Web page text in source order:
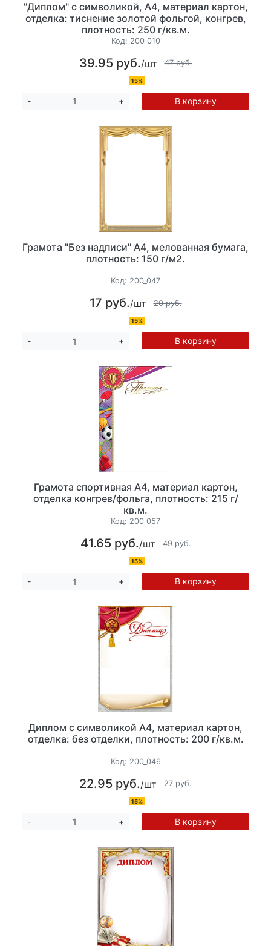
"Диплом" с символикой, А4, материал картон,
отделка: тиснение золотой фольгой, конгрев,
плотность: 250 г/кв.м.
Код: 200_010
39.95 руб./шт 47 руб.
15%
- + В корзину
Грамота "Без надписи" А4, мелованная бумага,
плотность: 150 г/м2.
Код: 200_047
17 руб./шт 20 руб.
15%
- + В корзину
Грамота спортивная А4, материал картон,
отделка конгрев/фольга, плотность: 215 г/
кв.м.
Код: 200_057
41.65 руб./шт 49 руб.
15%
- + В корзину
Диплом с символикой А4, материал картон,
отделка: без отделки, плотность: 200 г/кв.м.
Код: 200_046
22.95 руб./шт 27 руб.
15%
- + В корзину